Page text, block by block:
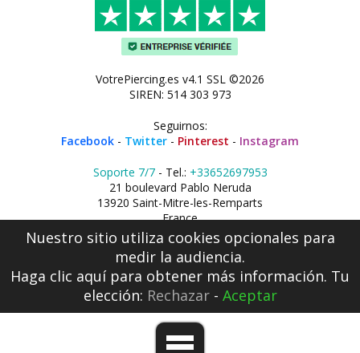
VotrePiercing.es v4.1 SSL ©2026
SIREN: 514 303 973
Seguirnos:
Facebook - Twitter - Pinterest - Instagram
Soporte 7/7- Tel.: +33652697953
21 boulevard Pablo Neruda
13920 Saint-Mitre-les-Remparts
France
Nuestro sitio utiliza cookies opcionales para
medir la audiencia.
Haga clic aquípara obtener más información. Tu
elección: Rechazar- Aceptar